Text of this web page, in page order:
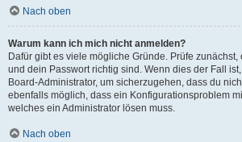
Nach oben
Warum kann ich mich nicht anmelden?
Dafür gibt es viele mögliche Gründe. Prüfe
und dein Passwort richtig sind. Wenn dies der Fall
Board-Administrator, um sicherzugehen, dass du
ebenfalls möglich, dass ein Konfigurationsproblem
welches ein Administrator lösen muss.
Nach oben